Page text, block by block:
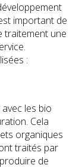
important de
traitement une
:
les bio
Cela
organiques
traités par
de